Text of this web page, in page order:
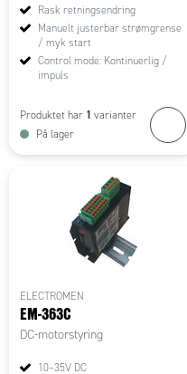
Rask retningsendring
Manuelt justerbar strømgrense
/ myk start
Control mode: Kontinuerlig /
impuls
Produktet har 1 varianter
På lager
ELECTROMEN
EM-363C
DC-motorstyring
10–35V DC